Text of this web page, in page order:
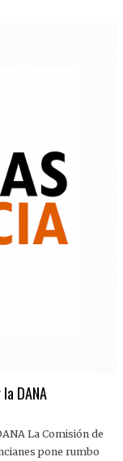
DANA
La Comisión de
pone rumbo